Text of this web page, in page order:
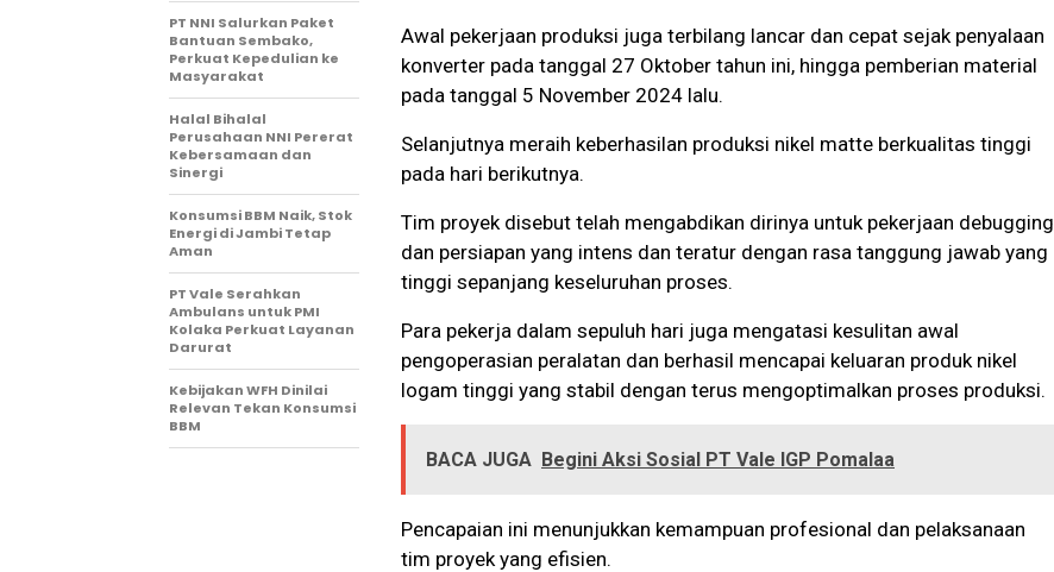
Awal pekerjaan produksi juga terbilang lancar dan cepat sejak penyalaan
konverter pada tanggal 27 Oktober tahun ini, hingga pemberian material
pada tanggal 5 November 2024 lalu.
Selanjutnya meraih keberhasilan produksi nikel matte berkualitas tinggi
pada hari berikutnya.
Tim proyek disebut telah mengabdikan dirinya untuk pekerjaan debugging
dan persiapan yang intens dan teratur dengan rasa tanggung jawab yang
tinggi sepanjang keseluruhan proses.
Para pekerja dalam sepuluh hari juga mengatasi kesulitan awal
pengoperasian peralatan dan berhasil mencapai keluaran produk nikel
logam tinggi yang stabil dengan terus mengoptimalkan proses produksi.
BACA JUGA Begini Aksi Sosial PT Vale IGP Pomalaa
Pencapaian ini menunjukkan kemampuan profesional dan pelaksanaan
tim proyek yang efisien.
PT NNI Salurkan Paket
Bantuan Sembako,
Perkuat Kepedulian ke
Masyarakat
Halal Bihalal
Perusahaan NNI Pererat
Kebersamaan dan
Sinergi
Konsumsi BBM Naik, Stok
Energi di Jambi Tetap
Aman
PT Vale Serahkan
Ambulans untuk PMI
Kolaka Perkuat Layanan
Darurat
Kebijakan WFH Dinilai
Relevan Tekan Konsumsi
BBM